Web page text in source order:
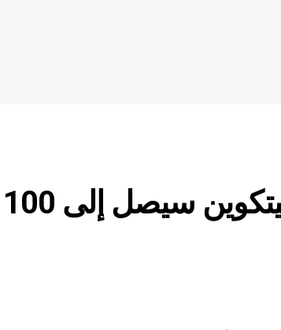
أهم الأسباب التي تجعل سعر البيتكوين سيصل إلى 100